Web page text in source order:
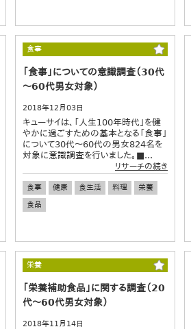
食事
「食事」についての意識調査（30代
～60代男女対象）
2018年12月03日
キューサイは、「人生100年時代」を健
やかに過ごすための基本となる「食事」
について30代～60代の男女824名を
対象に意識調査を行いました。■...
リサーチの続き
食事 健康 食生活 料理
栄養
食品
栄養
「栄養補助食品」に関する調査（20
代～60代男女対象）
2018年11月14日